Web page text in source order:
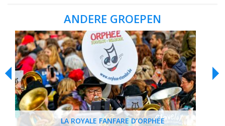
ANDERE GROEPEN
LA ROYALE FANFARE D’ORPHÉE